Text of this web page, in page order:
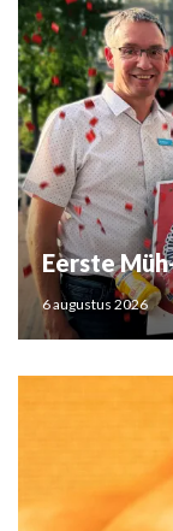
Eerste
6 augustus 2026